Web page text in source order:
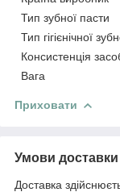
Тип зубної пасти
Тип гігієнічної
Консистенція
Вага
Приховати
Умови доставки
Доставка